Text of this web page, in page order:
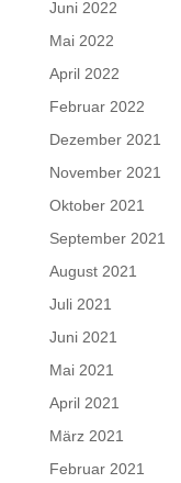
Juni 2022
Mai 2022
April 2022
Februar 2022
Dezember 2021
November 2021
Oktober 2021
September 2021
August 2021
Juli 2021
Juni 2021
Mai 2021
April 2021
März 2021
Februar 2021